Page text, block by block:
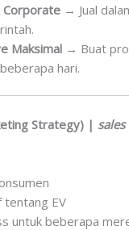
Corporate → Jual
Maksimal → Buat
hari.
Strategy) |
tentang EV
untuk beberapa